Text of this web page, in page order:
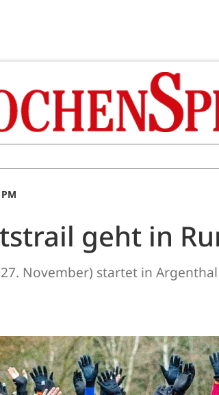
geht in
November) startet in